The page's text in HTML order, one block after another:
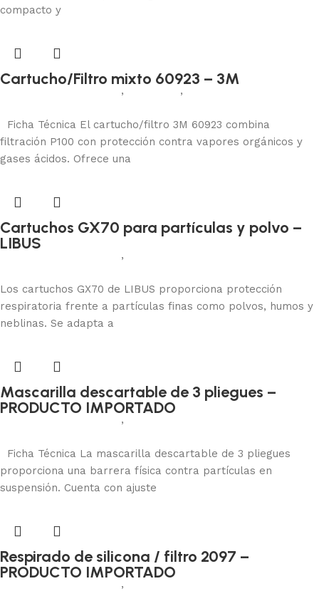
compacto y
Cartucho/Filtro mixto 60923 – 3M
, ,
Ficha Técnica El cartucho/filtro 3M 60923 combina
filtración P100 con protección contra vapores orgánicos y
gases ácidos. Ofrece una
Cartuchos GX70 para partículas y polvo –
LIBUS
,
Los cartuchos GX70 de LIBUS proporciona protección
respiratoria frente a partículas finas como polvos, humos y
neblinas. Se adapta a
Mascarilla descartable de 3 pliegues –
PRODUCTO IMPORTADO
,
Ficha Técnica La mascarilla descartable de 3 pliegues
proporciona una barrera física contra partículas en
suspensión. Cuenta con ajuste
Respirado de silicona / filtro 2097 –
PRODUCTO IMPORTADO
,